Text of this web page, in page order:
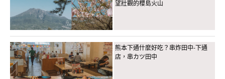
望壯觀的櫻島火山
熊本下通什麼好吃？串炸田中-下通
店，串カツ田中